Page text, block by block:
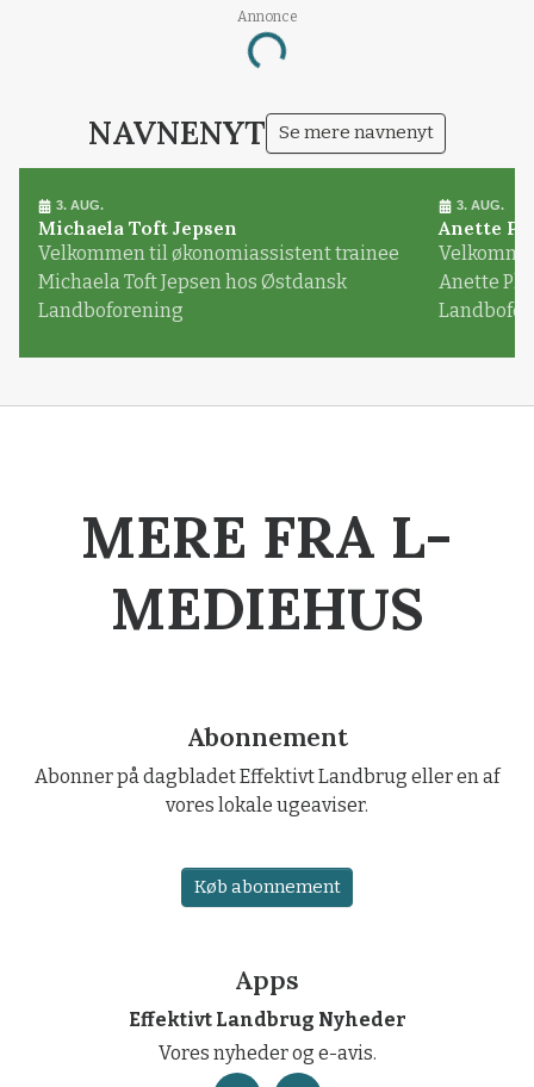
Annonce
Loading...
NAVNENYT Se mere navnenyt
3. AUG.
Michaela Toft Jepsen
Velkommen til økonomiassistent trainee
Michaela Toft Jepsen hos Østdansk
Landboforening
3. AUG.
Anette
Anette
MERE FRA L-
MEDIEHUS
Abonnement
Abonner på dagbladet Effektivt Landbrug eller en af
vores lokale ugeaviser.
Køb abonnement
Apps
Effektivt Landbrug Nyheder
Vores nyheder og e-avis.